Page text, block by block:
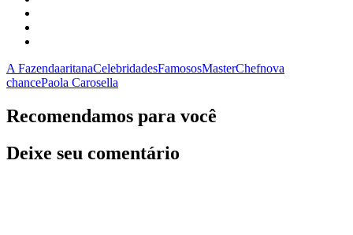
A FazendaaritanaCelebridadesFamososMasterChefnova
chancePaola Carosella
Recomendamos para você
Deixe seu comentário